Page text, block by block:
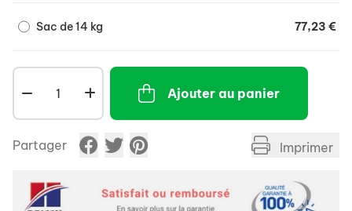
Sac de 14 kg 77,23 €
Ajouter au panier
Partager Imprimer